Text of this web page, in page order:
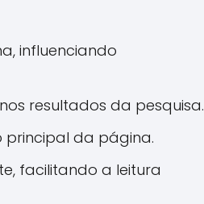
influenciando
resultados da pesquisa.
da página.
facilitando a leitura